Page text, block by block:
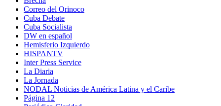
Correo del Orinoco
Cuba Debate
Cuba Socialista
DW en español
Hemisferio Izquierdo
HISPANTV
Inter Press Service
La Diaria
La Jornada
NODAL Noticias de América Latina y el Caribe
Página 12